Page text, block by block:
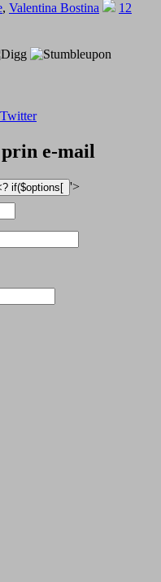
, Valentina Bostina
12
e-mail
'>